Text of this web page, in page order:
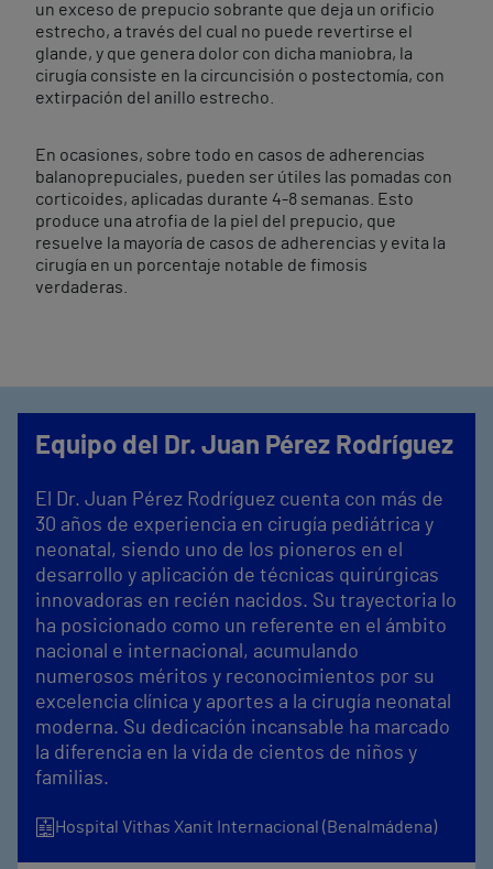
un exceso de prepucio sobrante que deja un orificio
estrecho, a través del cual no puede revertirse el
glande, y que genera dolor con dicha maniobra, la
cirugía consiste en la circuncisión o postectomía, con
extirpación del anillo estrecho.
En ocasiones, sobre todo en casos de adherencias
balanoprepuciales, pueden ser útiles las pomadas con
corticoides, aplicadas durante 4-8 semanas. Esto
produce una atrofia de la piel del prepucio, que
resuelve la mayoría de casos de adherencias y evita la
cirugía en un porcentaje notable de fimosis
verdaderas.
Equipo del Dr. Juan Pérez Rodríguez
El Dr. Juan Pérez Rodríguez cuenta con más de
30 años de experiencia en cirugía pediátrica y
neonatal, siendo uno de los pioneros en el
desarrollo y aplicación de técnicas quirúrgicas
innovadoras en recién nacidos. Su trayectoria lo
ha posicionado como un referente en el ámbito
nacional e internacional, acumulando
numerosos méritos y reconocimientos por su
excelencia clínica y aportes a la cirugía neonatal
moderna. Su dedicación incansable ha marcado
la diferencia en la vida de cientos de niños y
familias.
Hospital Vithas Xanit Internacional (Benalmádena)